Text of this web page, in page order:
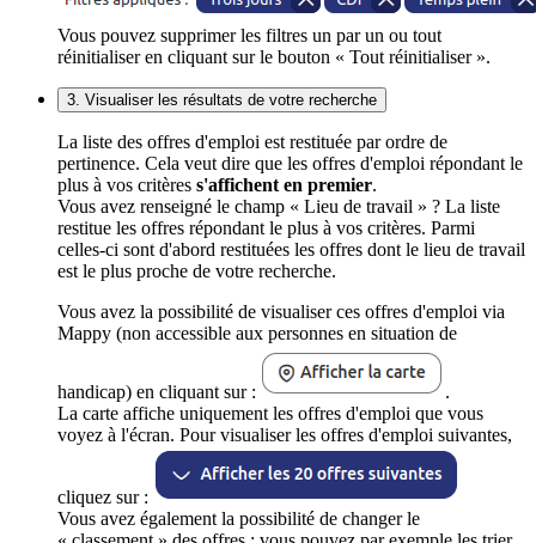
Vous pouvez supprimer les filtres un par un ou tout
réinitialiser en cliquant sur le bouton « Tout réinitialiser ».
3. Visualiser les résultats de votre recherche
La liste des offres d'emploi est restituée par ordre de
pertinence. Cela veut dire que les offres d'emploi répondant le
plus à vos critères s'affichent en premier.
Vous avez renseigné le champ « Lieu de travail » ? La liste
restitue les offres répondant le plus à vos critères. Parmi
celles-ci sont d'abord restituées les offres dont le lieu de travail
est le plus proche de votre recherche.
Vous avez la possibilité de visualiser ces offres d'emploi via
Mappy (non accessible aux personnes en situation de
handicap) en cliquant sur :
.
La carte affiche uniquement les offres d'emploi que vous
voyez à l'écran. Pour visualiser les offres d'emploi suivantes,
cliquez sur :
Vous avez également la possibilité de changer le